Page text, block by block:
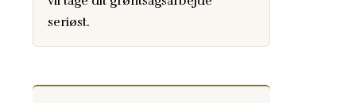
seriøst.